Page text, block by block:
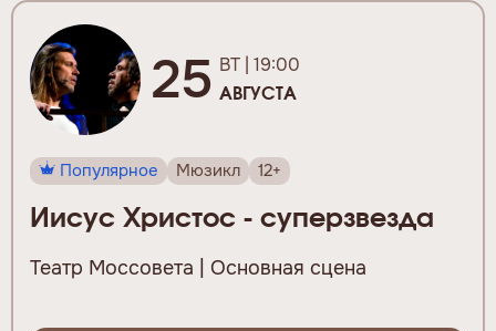
25 ВТ | 19:00
АВГУСТА
Популярное Мюзикл 12+
Иисус Христос - суперзвезда
Театр Моссовета | Основная сцена